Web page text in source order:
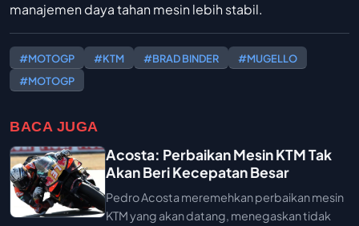
manajemen daya tahan mesin lebih stabil.
#MOTOGP #KTM #BRAD BINDER
#MUGELLO
#MOTOGP
BACA JUGA
Acosta: Perbaikan Mesin KTM Tak
Akan Beri Kecepatan Besar
Pedro Acosta meremehkan perbaikan mesin
KTM yang akan datang, menegaskan tidak